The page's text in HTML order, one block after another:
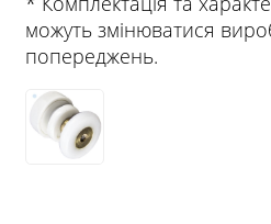
можуть змінюватися
попереджень.